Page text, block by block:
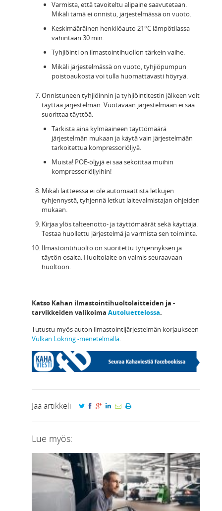
Varmista, että tavoiteltu alipaine saavutetaan.
Mikäli tämä ei onnistu, järjestelmässä on vuoto.
Keskimääräinen henkilöauto 21°C lämpötilassa
vähintään 30 min.
Tyhjiöinti on ilmastointihuollon tärkein vaihe.
Mikäli järjestelmässä on vuoto, tyhjiöpumpun
poistoaukosta voi tulla huomattavasti höyryä.
Onnistuneen tyhjiöinnin ja tyhjiöintitestin jälkeen voit
täyttää järjestelmän. Vuotavaan järjestelmään ei saa
suorittaa täyttöä.
Tarkista aina kylmäaineen täyttömäärä
järjestelmän mukaan ja käytä vain järjestelmään
tarkoitettua kompressoriöljyä.
Muista! POE-öljyjä ei saa sekoittaa muihin
kompressoriöljyihin!
Mikäli laitteessa ei ole automaattista letkujen
tyhjennystä, tyhjennä letkut laitevalmistajan ohjeiden
mukaan.
Kirjaa ylös talteenotto- ja täyttömäärät sekä käyttäjä.
Testaa huollettu järjestelmä ja varmista sen toiminta.
Ilmastointihuolto on suoritettu tyhjennyksen ja
täytön osalta. Huoltolaite on valmis seuraavaan
huoltoon.
Katso Kahan ilmastointihuoltolaitteiden ja -
tarvikkeiden valikoima Autoluettelossa.
Tutustu myös auton ilmastointijärjestelmän korjaukseen
Vulkan Lokring -menetelmällä.
Jaa artikkeli
Lue myös: